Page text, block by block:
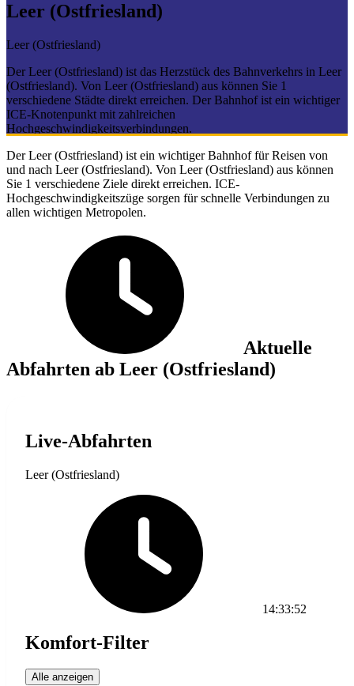
Leer (Ostfriesland)
Leer (Ostfriesland)
Der Leer (Ostfriesland) ist das Herzstück des Bahnverkehrs in Leer
(Ostfriesland). Von Leer (Ostfriesland) aus können Sie 1
verschiedene Städte direkt erreichen. Der Bahnhof ist ein wichtiger
ICE-Knotenpunkt mit zahlreichen
Hochgeschwindigkeitsverbindungen.
Der Leer (Ostfriesland) ist ein wichtiger Bahnhof für Reisen von
und nach Leer (Ostfriesland). Von Leer (Ostfriesland) aus können
Sie 1 verschiedene Ziele direkt erreichen. ICE-
Hochgeschwindigkeitszüge sorgen für schnelle Verbindungen zu
allen wichtigen Metropolen.
Aktuelle
Abfahrten ab Leer (Ostfriesland)
Live-Abfahrten
Leer (Ostfriesland)
14:33:52
Komfort-Filter
Alle anzeigen